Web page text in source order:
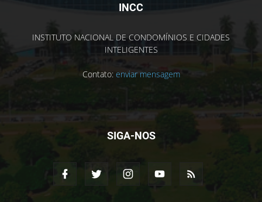
INCC
INSTITUTO NACIONAL DE CONDOMÍNIOS E CIDADES
INTELIGENTES
Contato: enviar mensagem
SIGA-NOS